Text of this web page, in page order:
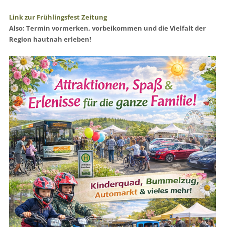
Link zur Frühlingsfest Zeitung
Also: Termin vormerken, vorbeikommen und die Vielfalt der
Region hautnah erleben!